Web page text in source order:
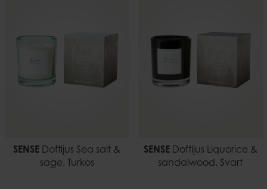
SENSE Doftljus Sea salt &
sage, Turkos
SENSEDoftljus Liquorice &
sandalwood, Svart